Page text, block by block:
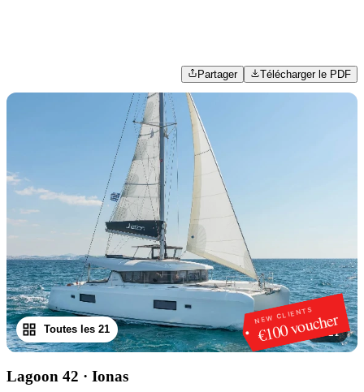
Partager Télécharger le PDF
NEW CLIENTS
€100 voucher
1/21
Toutes les 21
Lagoon 42 · Ionas